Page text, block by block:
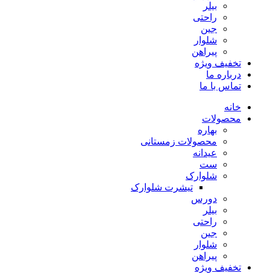
بیلر
راحتی
جین
شلوار
پیراهن
تخفیف ویژه
درباره ما
تماس با ما
خانه
محصولات
بهاره
محصولات زمستانی
عیدانه
ست
شلوارک
تیشرت شلوارک
دورس
بیلر
راحتی
جین
شلوار
پیراهن
تخفیف ویژه